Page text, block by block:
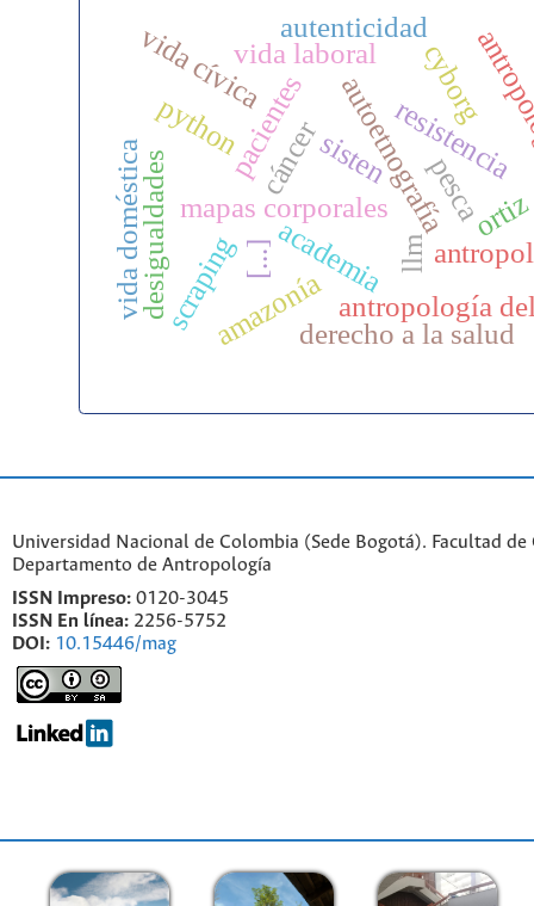
[...]
autoetnografía
academia ortiz
mapas corporales
antropología
cáncer
derecho a la salud
pacientes resistencia
sisten
cyborg
desigualdades
vida cívica
vida doméstica
vida laboral
amazonía
llm
pesca
python
scraping
autenticidad
Universidad Nacional de Colombia (Sede Bogotá). Facultad de
Departamento de Antropología
ISSN Impreso: 0120-3045
ISSN En línea: 2256-5752
DOI: 10.15446/mag